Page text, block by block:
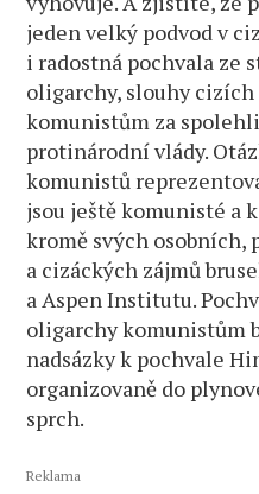
jeden velký podvod v
i radostná pochvala ze
oligarchy, slouhy
komunistům za
protinárodní vlády.
komunistů
jsou ještě komunisté a
kromě svých osobních,
a cizáckých zájmů
a Aspen Institutu.
oligarchy komunistům
nadsázky k pochvale
organizovaně do
sprch.
Reklama